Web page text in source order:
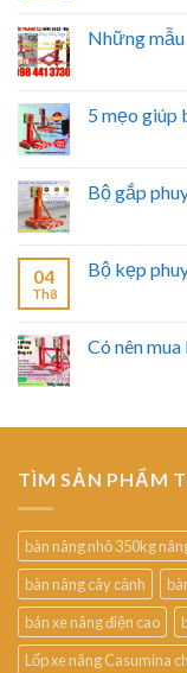
Những
5 mẹo giúp
Bộ gắp
04
Th8
Bộ kẹp
Có nên
TÌM SẢN PHẨM
bàn nâng nhỏ 350kg
bàn nâng cây cảnh
bán xe nâng điện cao
Lốp xe nâng Casumina